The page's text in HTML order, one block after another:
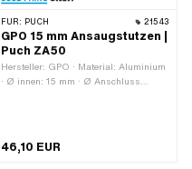
FÜR: PUCH 21543
GPO 15 mm Ansaugstutzen |
Puch ZA50
Hersteller: GPO · Material: Aluminium
· Ø innen: 15 mm · Ø Anschluss
Gesamtlänge: 51.5 mm · Anzahl
46,10 EUR